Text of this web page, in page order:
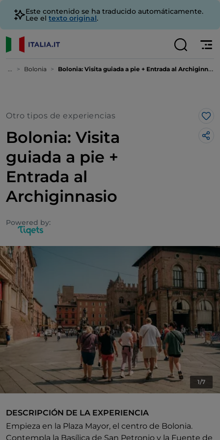
Este contenido se ha traducido automáticamente.
Lee el texto original.
... Bolonia Bolonia: Visita guiada a pie + Entrada al Archiginnasio
Otro tipos de experiencias
Bolonia: Visita
guiada a pie +
Entrada al
Archiginnasio
Powered by:
Me
1/7
DESCRIPCIÓN DE LA EXPERIENCIA
Empieza en la Plaza Mayor, el centro de Bolonia.
Contempla la Basílica de San Petronio y la Fuente de